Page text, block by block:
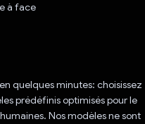
à face
quelques minutes: choisissez
prédéfinis optimisés pour le
Nos modèles ne sont